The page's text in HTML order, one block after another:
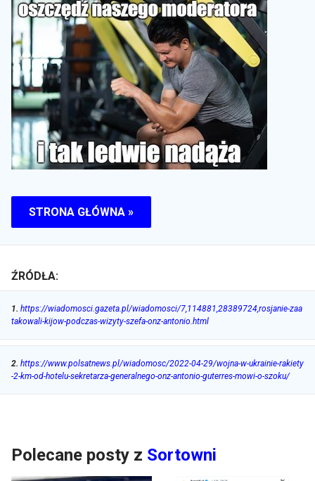
STRONA GŁÓWNA »
ŹRÓDŁA:
1. https://wiadomosci.gazeta.pl/wiadomosci/7,114881,28389724,rosjanie-zaa
takowali-kijow-podczas-wizyty-szefa-onz-antonio.html
2. https://www.polsatnews.pl/wiadomosc/2022-04-29/wojna-w-ukrainie-rakiety
-2-km-od-hotelu-sekretarza-generalnego-onz-antonio-guterres-mowi-o-szoku/
Polecane posty z Sortowni